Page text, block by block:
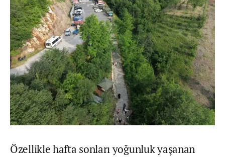
Özellikle hafta sonları yoğunluk yaşanan